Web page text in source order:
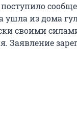
ушла из дома
своими
Заявление